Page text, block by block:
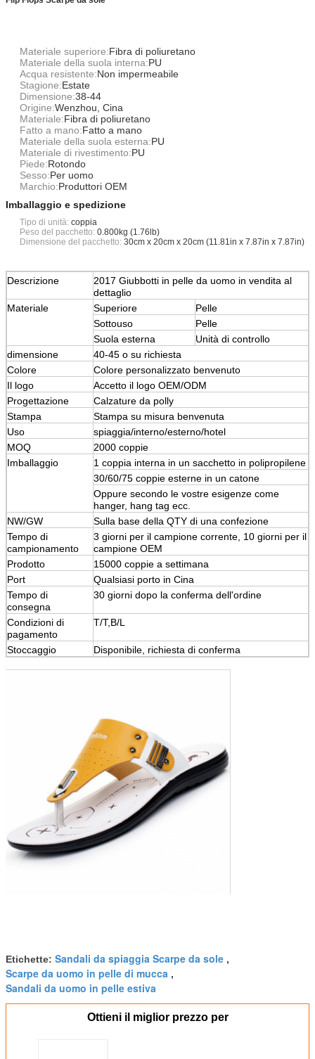
Materiale superiore:Fibra di poliuretano
Materiale della suola interna:PU
Acqua resistente:Non impermeabile
Stagione:Estate
Dimensione:38-44
Origine:Wenzhou, Cina
Materiale:Fibra di poliuretano
Fatto a mano:Fatto a mano
Materiale della suola esterna:PU
Materiale di rivestimento:PU
Piede:Rotondo
Sesso:Per uomo
Marchio:Produttori OEM
Imballaggio e spedizione
Tipo di unità: coppia
Peso del pacchetto: 0.800kg (1.76lb)
Dimensione del pacchetto: 30cm x 20cm x 20cm (11.81in x 7.87in x 7.87in)
Descrizione
2017 Giubbotti in pelle da uomo in vendita al
dettaglio
Materiale
Superiore
Pelle
Sottouso
Pelle
Suola esterna
Unità di controllo
dimensione
40-45 o su richiesta
Colore
Colore personalizzato benvenuto
Il logo
Accetto il logo OEM/ODM
Progettazione
Calzature da polly
Stampa
Stampa su misura benvenuta
Uso
spiaggia/interno/esterno/hotel
MOQ
2000 coppie
Imballaggio
1 coppia interna in un sacchetto in polipropilene
30/60/75 coppie esterne in un catone
Oppure secondo le vostre esigenze come
hanger, hang tag ecc.
NW/GW
Sulla base della QTY di una confezione
Tempo di
campionamento
3 giorni per il campione corrente, 10 giorni per il
campione OEM
Prodotto
15000 coppie a settimana
Port
Qualsiasi porto in Cina
Tempo di
consegna
30 giorni dopo la conferma dell'ordine
Condizioni di
pagamento
T/T,B/L
Stoccaggio Disponibile, richiesta di conferma
Etichette: Sandali da spiaggia Scarpe da sole ,
Scarpe da uomo in pelle di mucca ,
Sandali da uomo in pelle estiva
Ottieni il miglior prezzo per